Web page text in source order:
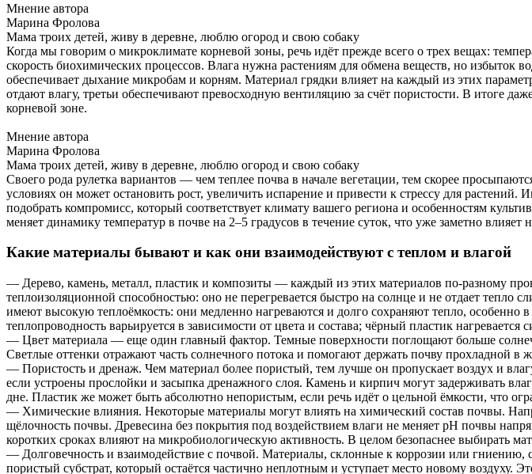
Мнение автора
Марина Фролова
Мама троих детей, живу в деревне, люблю огород и свою собаку
Когда мы говорим о микроклимате корневой зоны, речь идёт прежде всего о трех вещах:
скорость биохимических процессов. Влага нужна растениям для обмена веществ, но
обеспечивает дыхание микробам и корням. Материал грядки влияет на каждый из этих
отдают влагу, третьи обеспечивают превосходную вентиляцию за счёт пористости. В итоге
корневой зоне.
Мнение автора
Марина Фролова
Мама троих детей, живу в деревне, люблю огород и свою собаку
Своего рода рулетка вариантов — чем теплее почва в начале вегетации, тем скорее
условиях он может остановить рост, увеличить испарение и привести к стрессу для
подобрать компромисс, который соответствует климату вашего региона и особенностям
меняет динамику температур в почве на 2–5 градусов в течение суток, что уже заметно влияет
Какие материалы бывают и как они взаимодействуют с теплом и влагой
— Дерево, камень, металл, пластик и композиты — каждый из этих материалов по-разному
теплоизоляционной способностью: оно не перегревается быстро на солнце и не отдает
имеют высокую теплоёмкость: они медленно нагреваются и долго сохраняют тепло,
теплопроводность варьируется в зависимости от цвета и состава; чёрный пластик
— Цвет материала — еще один главный фактор. Темные поверхности поглощают больше
Светлые оттенки отражают часть солнечного потока и помогают держать почву прохладной в
— Пористость и дренаж. Чем материал более пористый, тем лучше он пропускает воздух и
если устроены прослойки и засыпка дренажного слоя. Камень и кирпич могут задерживать
дне. Пластик же может быть абсолютно непористым, если речь идёт о цельной ёмкости, что
— Химические влияния. Некоторые материалы могут влиять на химический состав почвы.
щёлочность почвы. Древесина без покрытия под воздействием влаги не меняет pH почвы
коротких сроках влияют на микробиологическую активность. В целом безопаснее выбирать
— Долговечность и взаимодействие с почвой. Материалы, склонные к коррозии или гниению,
пористый субстрат, который остаётся частично неплотным и уступает место новому воздуху.